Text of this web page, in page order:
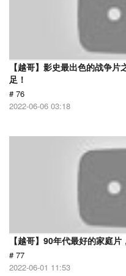
【越哥】影史最出色的战争
足！
# 76
2022-06-06 03:18
【越哥】90年代最好的家庭
# 77
2022-06-01 11:53